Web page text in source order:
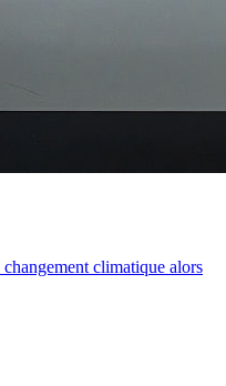
climatique alors